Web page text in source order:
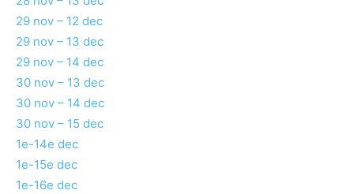
29 nov – 12 dec
29 nov – 13 dec
29 nov – 14 dec
30 nov – 13 dec
30 nov – 14 dec
30 nov – 15 dec
1e-14e dec
1e-15e dec
1e-16e dec